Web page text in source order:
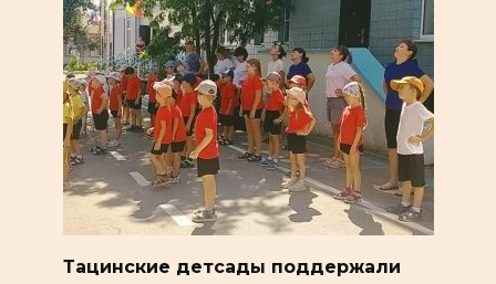
Тацинские детсады поддержали